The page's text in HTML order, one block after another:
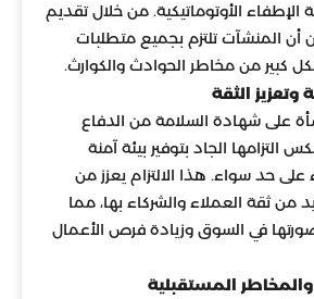
الإطفاء الأوتوماتيكية. من خلال تقديم
المنشآت تلتزم بجميع متطلبات
كبير من مخاطر الحوادث والكوارث.
على شهادة السلامة من الدفاع
التزامها الجاد بتوفير بيئة آمنة
حد سواء. هذا الالتزام يعزز من
من ثقة العملاء والشركاء بها، مما
في السوق وزيادة فرص الأعمال